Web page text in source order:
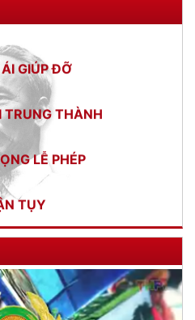
GIÚP ĐỠ
TRUNG THÀNH
LỄ PHÉP
TỤY
KHÔN KHÉO
tịch Hồ Chí Minh
an Khu XII,
3 năm 1948.